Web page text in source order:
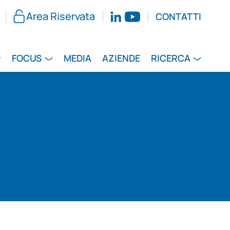
Area Riservata CONTATTI
FOCUS MEDIA AZIENDE RICERCA